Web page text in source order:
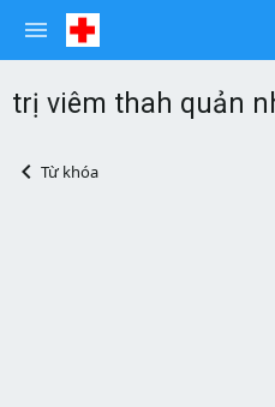
trị viêm thah quản
Từ khóa